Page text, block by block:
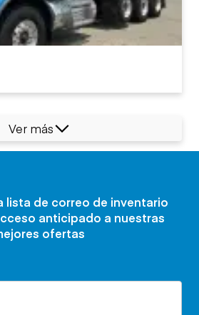
Ver más
lista de correo de inventario
anticipado a nuestras
ofertas